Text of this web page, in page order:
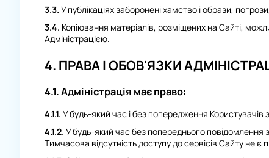
3.3. У публікаціях заборонені хамство і образи,
3.4. Копіювання матеріалів, розміщених на Сайті,
Адміністрацією.
4. ПРАВА І ОБОВ'ЯЗКИ
4.1.Адміністрація має право:
4.1.1. У будь-який час і без попередження
4.1.2. У будь-який час без попереднього повідомлення
Тимчасова відсутність доступу до сервісів Сайту не